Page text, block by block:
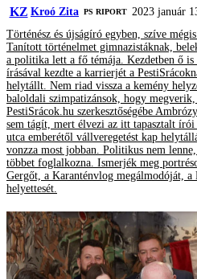
KZ Kroó Zita ‎PS RIPORT 2023 január
Történész és újságíró egyben, szíve
Tanított történelmet gimnazistáknak,
a politika lett a fő témája. Kezdetben ő is
írásával kezdte a karrierjét a
helytállt. Nem riad vissza a kemény
baloldali szimpatizánsok, hogy
PestiSrácok.hu szerkesztőségébe
sem tágít, mert élvezi az itt tapasztalt
utca emberétől vállveregetést kap
vonzza most jobban. Politikus nem
többet foglalkozna. Ismerjék meg
Gergőt, a Karanténvlog megálmodóját, a
helyettesét.